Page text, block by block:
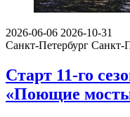
2026-06-06 2026-10-31
Санкт-Петербург Санкт-
Старт 11-го
«Поющие